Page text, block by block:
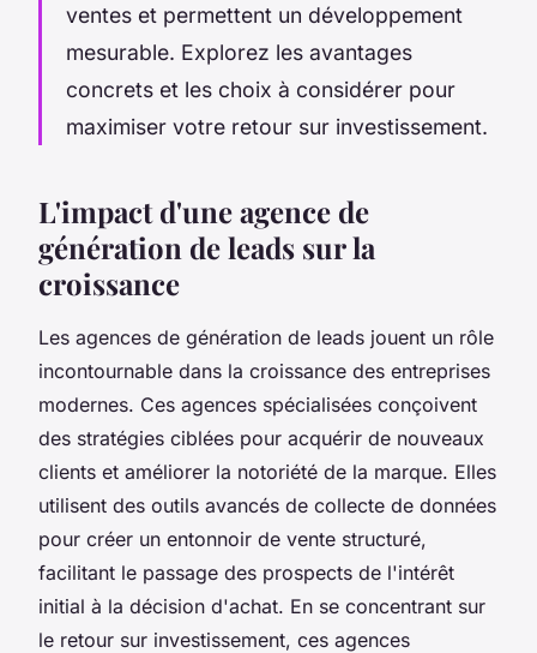
ventes et permettent un développement
mesurable. Explorez les avantages
concrets et les choix à considérer pour
maximiser votre retour sur investissement.
L'impact d'une agence de
génération de leads sur la
croissance
Les agences de génération de leads jouent un rôle
incontournable dans la croissance des entreprises
modernes. Ces agences spécialisées conçoivent
des stratégies ciblées pour acquérir de nouveaux
clients et améliorer la notoriété de la marque. Elles
utilisent des outils avancés de collecte de données
pour créer un entonnoir de vente structuré,
facilitant le passage des prospects de l'intérêt
initial à la décision d'achat. En se concentrant sur
le retour sur investissement, ces agences